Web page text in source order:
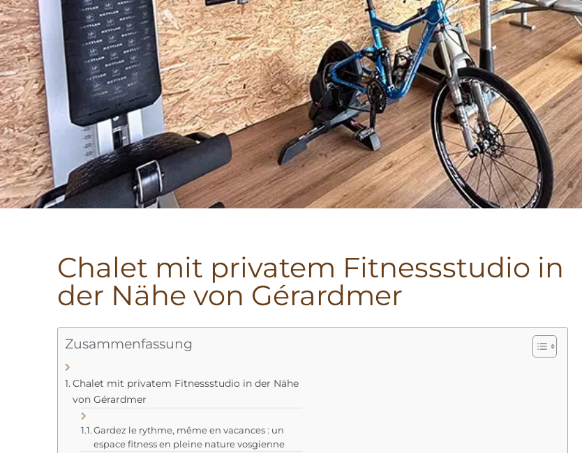
Chalet mit privatem Fitnessstudio in
der Nähe von Gérardmer
Zusammenfassung
Chalet mit privatem Fitnessstudio in der Nähe
von Gérardmer
Gardez le rythme, même en vacances : un
espace fitness en pleine nature vosgienne